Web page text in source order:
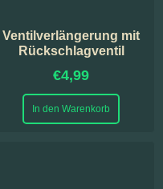
Ventilverlängerung mit
Rückschlagventil
€4,99
In den Warenkorb